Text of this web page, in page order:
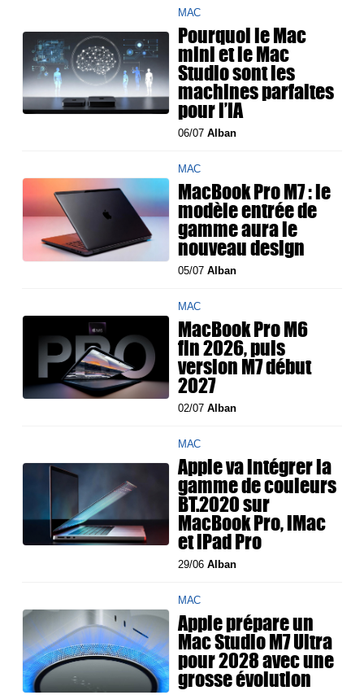
MAC
Pourquoi le Mac
mini et le Mac
Studio sont les
machines parfaites
pour l’IA
06/07Alban
MAC
MacBook Pro M7 : le
modèle entrée de
gamme aura le
nouveau design
05/07Alban
MAC
MacBook Pro M6
fin 2026, puis
version M7 début
2027
02/07Alban
MAC
Apple va intégrer la
gamme de couleurs
BT.2020 sur
MacBook Pro, iMac
et iPad Pro
29/06Alban
MAC
Apple prépare un
Mac Studio M7 Ultra
pour 2028 avec une
grosse évolution